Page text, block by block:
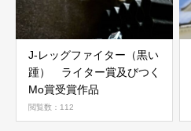
J-レッグファイター（黒い
踵） ライター賞及びつく
Mo賞受賞作品
閲覧数：112